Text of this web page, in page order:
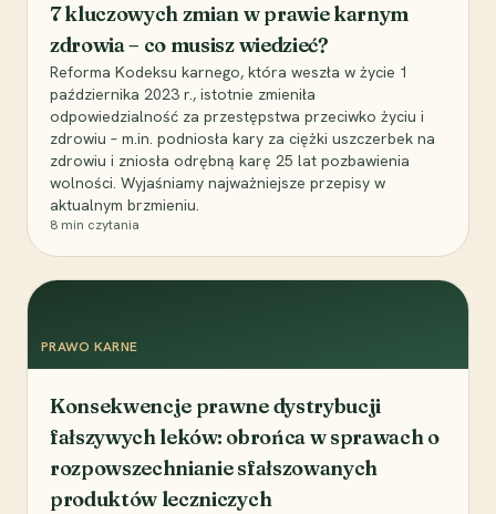
7 kluczowych zmian w prawie karnym
zdrowia – co musisz wiedzieć?
Reforma Kodeksu karnego, która weszła w życie 1
października 2023 r., istotnie zmieniła
odpowiedzialność za przestępstwa przeciwko życiu i
zdrowiu – m.in. podniosła kary za ciężki uszczerbek na
zdrowiu i zniosła odrębną karę 25 lat pozbawienia
wolności. Wyjaśniamy najważniejsze przepisy w
aktualnym brzmieniu.
8 min czytania
PRAWO KARNE
Konsekwencje prawne dystrybucji
fałszywych leków: obrońca w sprawach o
rozpowszechnianie sfałszowanych
produktów leczniczych